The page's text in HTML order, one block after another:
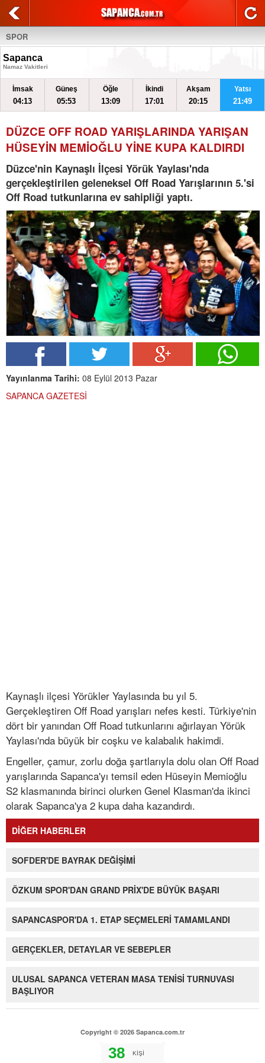
SPOR
Sapanca
Namaz Vakitleri
İmsak
04:13
Güneş
05:53
Öğle
13:09
İkindi
17:01
Akşam
20:15
Yatsı
21:49
DÜZCE OFF ROAD YARIŞLARINDA YARIŞAN
HÜSEYİN MEMİOĞLU YİNE KUPA KALDIRDI
Düzce'nin Kaynaşlı İlçesi Yörük Yaylası'nda
gerçekleştirilen geleneksel Off Road Yarışlarının 5.'si
Off Road tutkunlarına ev sahipliği yaptı.
Yayınlanma Tarihi: 08 Eylül 2013 Pazar
SAPANCA GAZETESİ
Kaynaşlı ilçesi Yörükler Yaylasında bu yıl 5.
Gerçekleştiren Off Road yarışları nefes kesti. Türkiye'nin
dört bir yanından Off Road tutkunlarını ağırlayan Yörük
Yaylası'nda büyük bir coşku ve kalabalık hakimdi.
Engeller, çamur, zorlu doğa şartlarıyla dolu olan Off Road
yarışlarında Sapanca'yı temsil eden Hüseyin Memioğlu
S2 klasmanında birinci olurken Genel Klasman'da ikinci
olarak Sapanca'ya 2 kupa daha kazandırdı.
DİĞER HABERLER
SOFDER'DE BAYRAK DEĞİŞİMİ
ÖZKUM SPOR'DAN GRAND PRİX'DE BÜYÜK BAŞARI
SAPANCASPOR'DA 1. ETAP SEÇMELERİ TAMAMLANDI
GERÇEKLER, DETAYLAR VE SEBEPLER
ULUSAL SAPANCA VETERAN MASA TENİSİ TURNUVASI
BAŞLIYOR
Copyright © 2026 Sapanca.com.tr